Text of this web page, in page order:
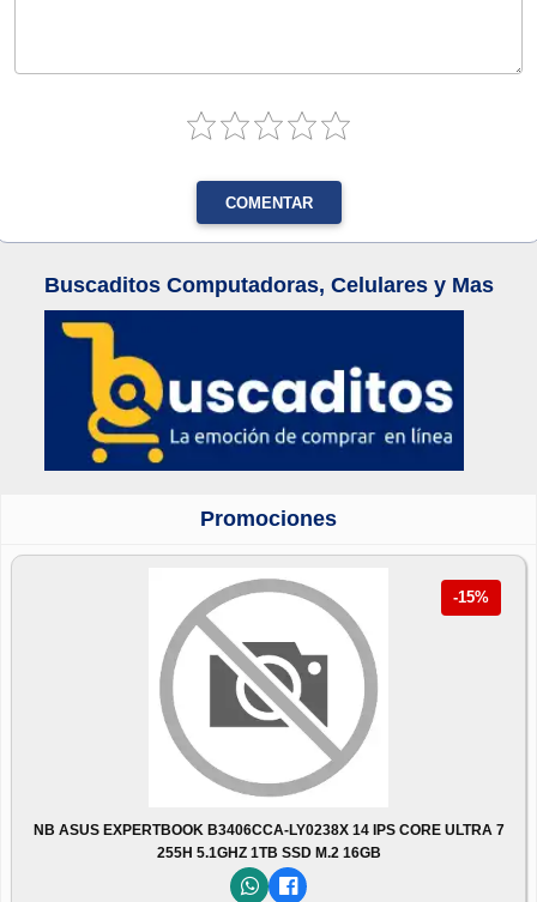
COMENTAR
Buscaditos Computadoras, Celulares y Mas
Promociones
-15%
NB ASUS EXPERTBOOK B3406CCA-LY0238X 14 IPS CORE ULTRA 7
255H 5.1GHZ 1TB SSD M.2 16GB